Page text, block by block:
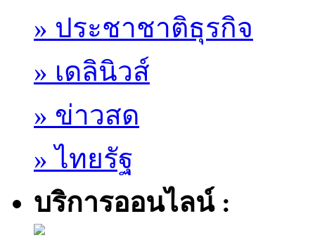
» ประชาชาติธุรกิจ
» เดลินิวส์
» ข่าวสด
» ไทยรัฐ
บริการออนไลน์ :